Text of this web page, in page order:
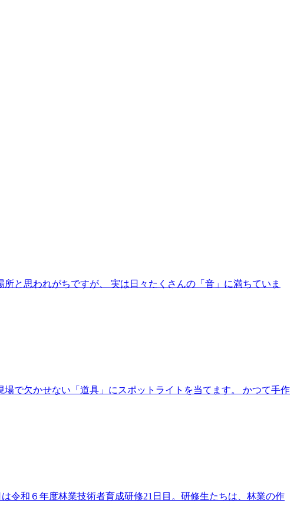
と思われがちですが、 実は日々たくさんの「音」に満ちていま
で欠かせない「道具」にスポットライトを当てます。 かつて手作
令和６年度林業技術者育成研修21日目。研修生たちは、林業の作